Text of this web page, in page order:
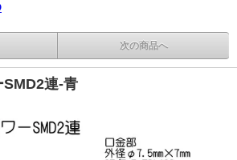
次の商品へ
連-青